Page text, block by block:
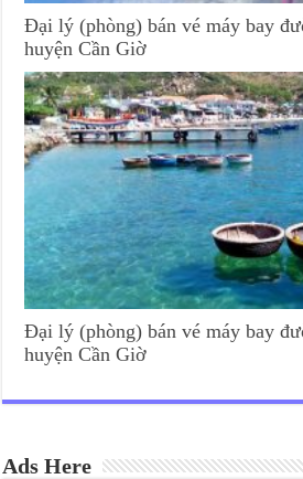
Đại lý (phòng) bán vé máy bay
huyện Cần Giờ
Đại lý (phòng) bán vé máy bay
huyện Cần Giờ
Ads Here